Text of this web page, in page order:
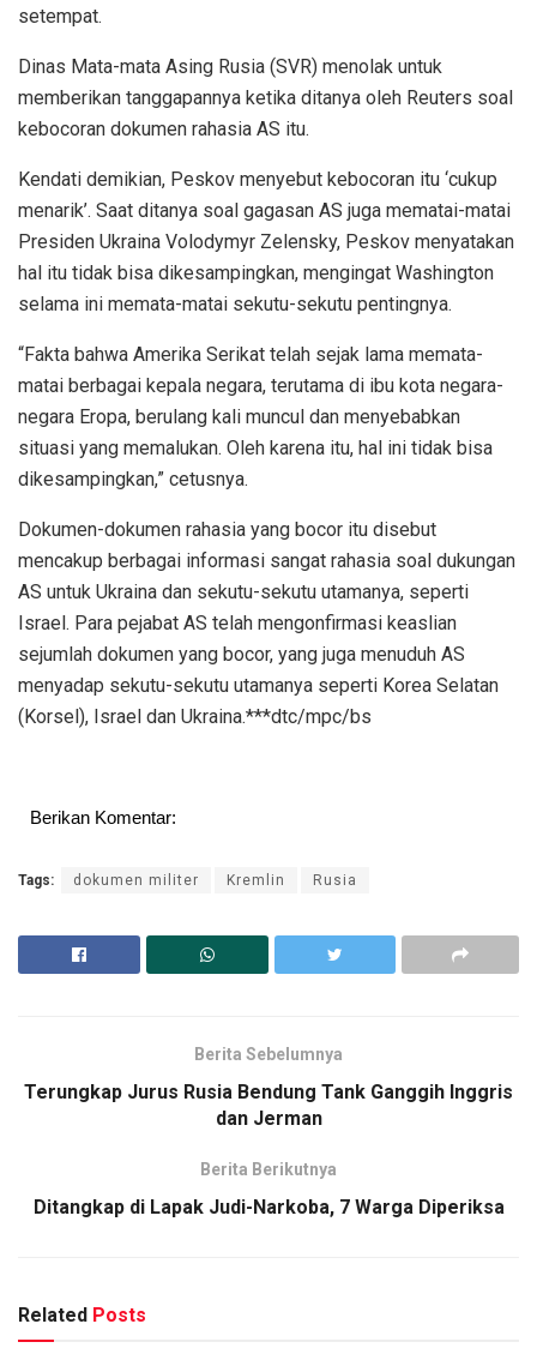
setempat.
Dinas Mata-mata Asing Rusia (SVR) menolak untuk
memberikan tanggapannya ketika ditanya oleh Reuters soal
kebocoran dokumen rahasia AS itu.
Kendati demikian, Peskov menyebut kebocoran itu ‘cukup
menarik’. Saat ditanya soal gagasan AS juga mematai-matai
Presiden Ukraina Volodymyr Zelensky, Peskov menyatakan
hal itu tidak bisa dikesampingkan, mengingat Washington
selama ini memata-matai sekutu-sekutu pentingnya.
“Fakta bahwa Amerika Serikat telah sejak lama memata-
matai berbagai kepala negara, terutama di ibu kota negara-
negara Eropa, berulang kali muncul dan menyebabkan
situasi yang memalukan. Oleh karena itu, hal ini tidak bisa
dikesampingkan,” cetusnya.
Dokumen-dokumen rahasia yang bocor itu disebut
mencakup berbagai informasi sangat rahasia soal dukungan
AS untuk Ukraina dan sekutu-sekutu utamanya, seperti
Israel. Para pejabat AS telah mengonfirmasi keaslian
sejumlah dokumen yang bocor, yang juga menuduh AS
menyadap sekutu-sekutu utamanya seperti Korea Selatan
(Korsel), Israel dan Ukraina.***dtc/mpc/bs
Berikan Komentar:
Tags: dokumen militer Kremlin Rusia
Berita Sebelumnya
Terungkap Jurus Rusia Bendung Tank Ganggih Inggris
dan Jerman
Berita Berikutnya
Ditangkap di Lapak Judi-Narkoba, 7 Warga Diperiksa
Related Posts